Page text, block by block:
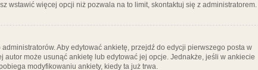
wstawić więcej opcji niż pozwala na to limit, skontaktuj się z administratorem.
Aby edytować ankietę, przejdź do edycji pierwszego posta w
autor może usunąć ankietę lub edytować jej opcje. Jednakże, jeśli w ankiecie
modyfikowaniu ankiety, kiedy ta już trwa.